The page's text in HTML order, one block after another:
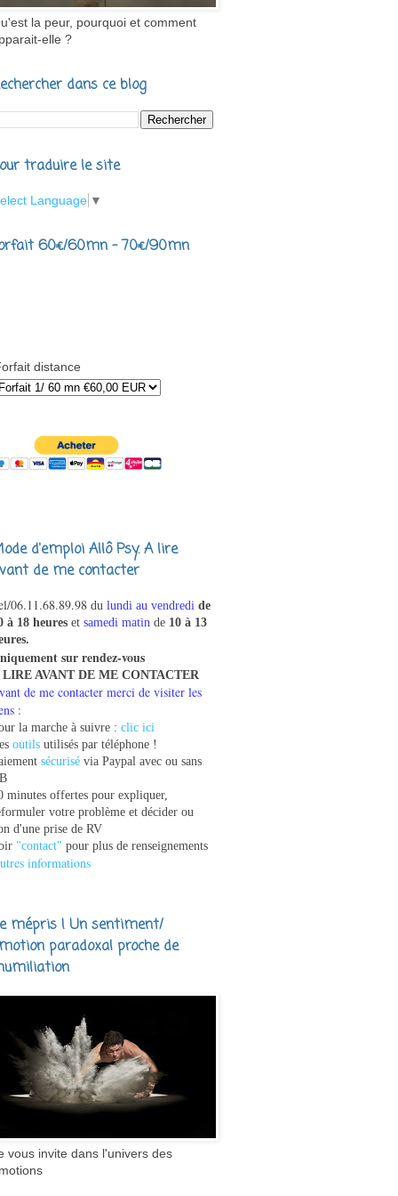
la peur, pourquoi et comment
elle ?
dans ce blog
traduire le site
Language ▼
60€/60mn - 70€/90mn
distance
d'emploi Allô Psy. A lire
de me contacter
06.11.68.89.98 du lundi au vendredi de
à 18 heures et samedi matin de 10 à 13
sur rendez-vous
LIRE AVANT DE ME CONTACTER
de me contacter merci de visiter les
:
la marche à suivre : clic ici
outils utilisés par téléphone !
sécurisé via Paypal avec ou sans
minutes offertes pour expliquer,
votre problème et décider ou
d'une prise de RV
"contact" pour plus de renseignements
informations
mépris ! Un sentiment/
paradoxal proche de
vous invite dans l'univers des